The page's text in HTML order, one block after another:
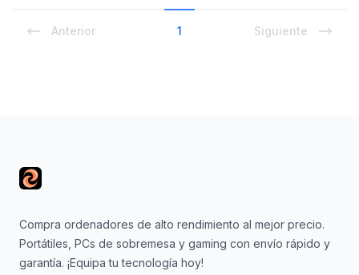
Anterior 1 Siguiente
Compra ordenadores de alto rendimiento al mejor precio.
Portátiles, PCs de sobremesa y gaming con envío rápido y
garantía. ¡Equipa tu tecnología hoy!